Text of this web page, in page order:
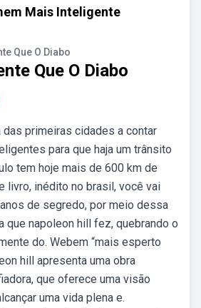
Mais Inteligente
Que O Diabo
Que O Diabo
das primeiras cidades a contar
para que haja um trânsito
tem hoje mais de 600 km de
livro, inédito no brasil, você vai
de segredo, por meio dessa
que napoleon hill fez, quebrando o
do. Webem “mais esperto
hill apresenta uma obra
que oferece uma visão
uma vida plena e.